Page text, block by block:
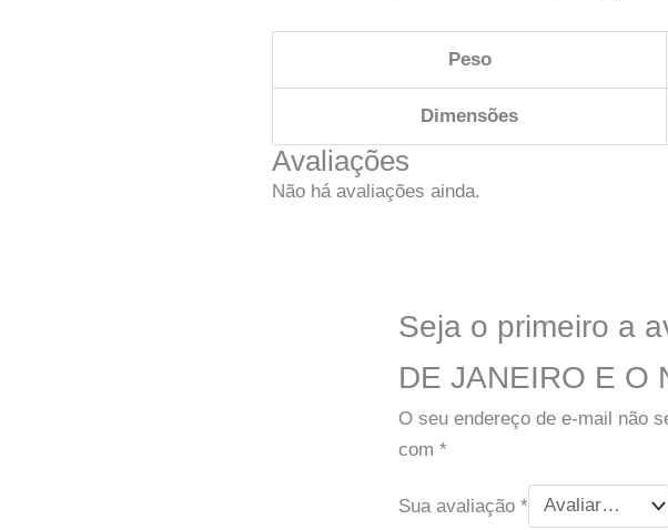
Peso
Dimensões
Avaliações
Não há avaliações ainda.
Seja o primeiro a
DE JANEIRO E O
O seu endereço de e-mail não
com *
Sua avaliação *